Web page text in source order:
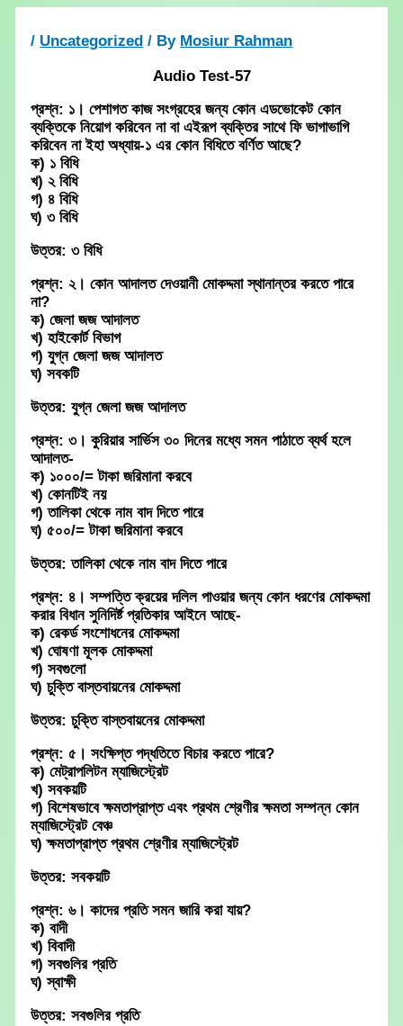
content
/ Uncategorized / By Mosiur Rahman
Audio Test-57
প্রশ্ন: ১। পেশাগত কাজ সংগ্রহের জন্য কোন এডভোকেট কোন
ব্যক্তিকে নিয়োগ করিবেন না বা এইরূপ ব্যক্তির সাথে ফি ভাগাভাগি
করিবেন না ইহা অধ্যায়-১ এর কোন বিধিতে বর্ণিত আছে?
ক) ১ বিধি
খ) ২ বিধি
গ) ৪ বিধি
ঘ) ৩ বিধি
উত্তর: ৩ বিধি
প্রশ্ন: ২। কোন আদালত দেওয়ানী মোকদ্দমা স্থানান্তর করতে পারে
না?
ক) জেলা জজ আদালত
খ) হাইকোর্ট বিভাগ
গ) যুগ্ন জেলা জজ আদালত
ঘ) সবকটি
উত্তর: যুগ্ন জেলা জজ আদালত
প্রশ্ন: ৩। কুরিয়ার সার্ভিস ৩০ দিনের মধ্যে সমন পাঠাতে ব্যর্থ হলে
আদালত-
ক) ১০০০/= টাকা জরিমানা করবে
খ) কোনটিই নয়
গ) তালিকা থেকে নাম বাদ দিতে পারে
ঘ) ৫০০/= টাকা জরিমানা করবে
উত্তর: তালিকা থেকে নাম বাদ দিতে পারে
প্রশ্ন: ৪। সম্পত্তি ক্রয়ের দলিল পাওয়ার জন্য কোন ধরণের মোকদ্দমা
করার বিধান সুনিদির্ষ্ট প্রতিকার আইনে আছে-
ক) রেকর্ড সংশোধনের মোকদ্দমা
খ) ঘোষণা মূলক মোকদ্দমা
গ) সবগুলো
ঘ) চুক্তি বাস্তবায়নের মোকদ্দমা
উত্তর: চুক্তি বাস্তবায়নের মোকদ্দমা
প্রশ্ন: ৫। সংক্ষিপ্ত পদ্ধতিতে বিচার করতে পারে?
ক) মেট্রাপলিটন ম্যাজিস্ট্রেট
খ) সবকয়টি
গ) বিশেষভাবে ক্ষমতাপ্রাপ্ত এবং প্রথম শ্রেণীর ক্ষমতা সম্পন্ন কোন
ম্যাজিস্ট্রেট বেঞ্চ
ঘ) ক্ষমতাপ্রাপ্ত প্রথম শ্রেণীর ম্যাজিস্ট্রেট
উত্তর: সবকয়টি
প্রশ্ন: ৬। কাদের প্রতি সমন জারি করা যায়?
ক) বাদী
খ) বিবাদী
গ) সবগুলির প্রতি
ঘ) স্বাক্ষী
উত্তর: সবগুলির প্রতি